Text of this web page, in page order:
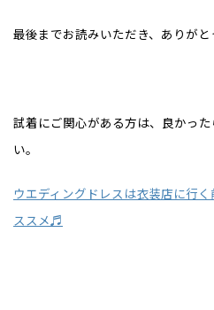
最後までお読みいただき、ありがと
試着にご関心がある方は、良かっ
い。
ウエディングドレスは衣装店に行
ススメ♬